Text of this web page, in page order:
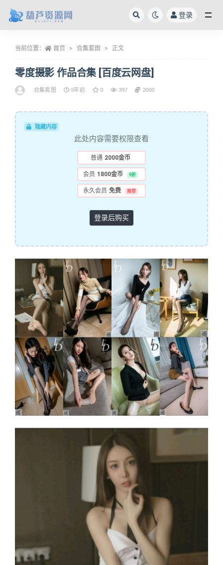
登录
当前位置： 首页 合集套图 正文
零度摄影 作品合集 [百度云网盘]
合集套图 5年前 0 397 2000
隐藏内容
此处内容需要权限查看
普通 2000金币
会员 1800金币 9折
永久会员 免费 推荐
登录后购买